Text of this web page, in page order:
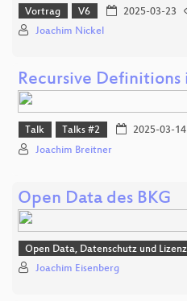
Vortrag V6 2025-03-23
Joachim Nickel
Recursive Definitions
Talk Talks #2 2025-03-14
Joachim Breitner
Open Data des BKG
Open Data, Datenschutz und
Joachim Eisenberg